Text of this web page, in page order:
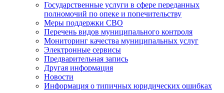
Государственные услуги в сфере переданных
полномочий по опеке и попечительству
Меры поддержки СВО
Перечень видов муниципального контроля
Мониторинг качества муниципальных услуг
Электронные сервисы
Предварительная запись
Другая информация
Новости
Информация о типичных юридических ошибках